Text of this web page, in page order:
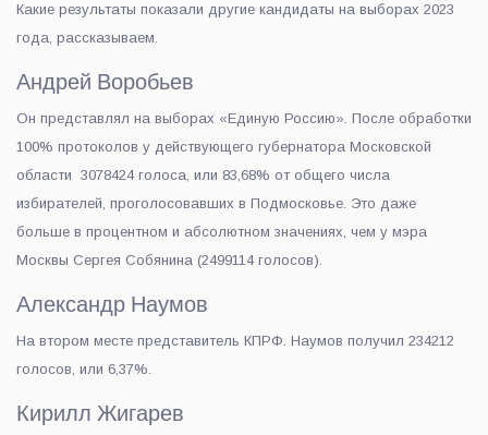
Какие результаты показали другие кандидаты на выборах 2023
года, рассказываем.
Андрей Воробьев
Он представлял на выборах «Единую Россию». После обработки
100% протоколов у действующего губернатора Московской
области 3078424 голоса, или 83,68% от общего числа
избирателей, проголосовавших в Подмосковье. Это даже
больше в процентном и абсолютном значениях, чем у мэра
Москвы Сергея Собянина (2499114 голосов).
Александр Наумов
На втором месте представитель КПРФ. Наумов получил 234212
голосов, или 6,37%.
Кирилл Жигарев